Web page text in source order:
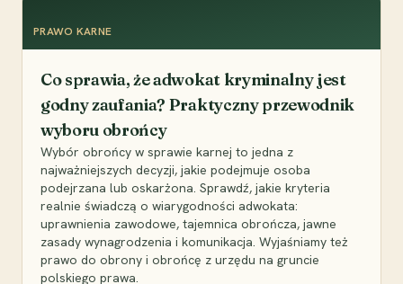
PRAWO KARNE
Co sprawia, że adwokat kryminalny jest
godny zaufania? Praktyczny przewodnik
wyboru obrońcy
Wybór obrońcy w sprawie karnej to jedna z
najważniejszych decyzji, jakie podejmuje osoba
podejrzana lub oskarżona. Sprawdź, jakie kryteria
realnie świadczą o wiarygodności adwokata:
uprawnienia zawodowe, tajemnica obrończa, jawne
zasady wynagrodzenia i komunikacja. Wyjaśniamy też
prawo do obrony i obrońcę z urzędu na gruncie
polskiego prawa.